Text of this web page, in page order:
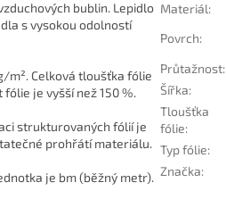
bublin. Lepidlo
s vysokou odolností
m². Celková tloušťka fólie
je vyšší než 150 %.
strukturovaných fólií je
prohřátí materiálu.
je bm (běžný metr).
Materiál:
Povrch:
Průtažnost:
Šířka:
Tloušťka
fólie:
Typ fólie:
Značka: